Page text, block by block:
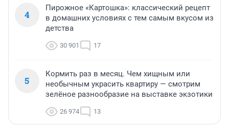
4
Пирожное «Картошка»: классический рецепт
в домашних условиях с тем самым вкусом из
детства
30 901 17
5
Кормить раз в месяц. Чем хищным или
необычным украсить квартиру — смотрим
зелёное разнообразие на выставке экзотики
26 974 13